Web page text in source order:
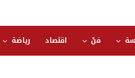
فنّ اقتصاد رياضة